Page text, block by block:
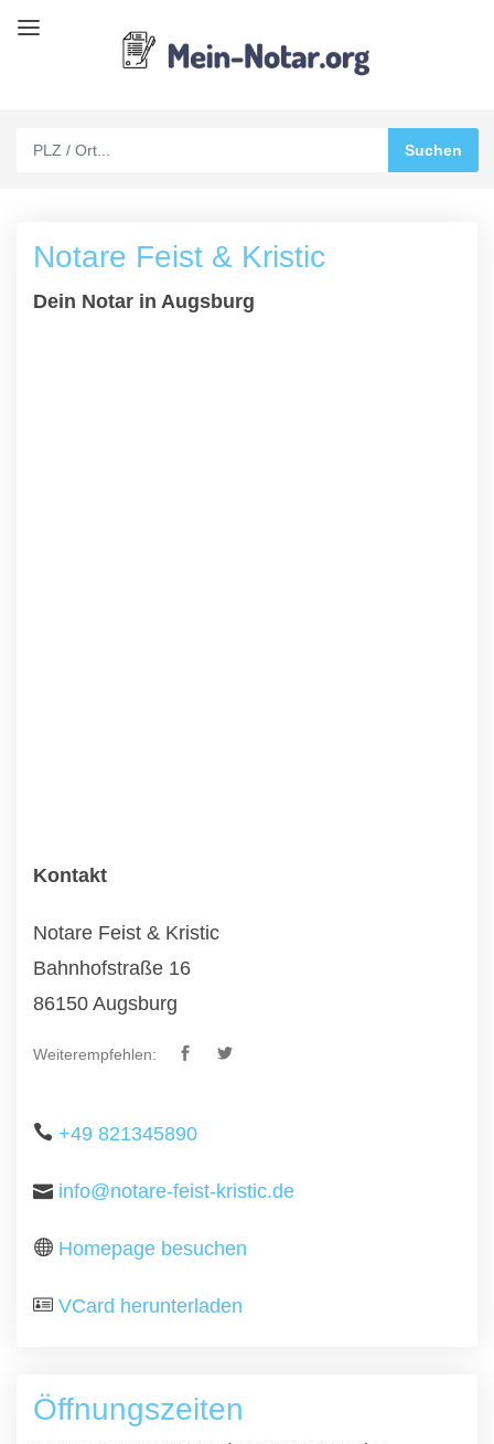
Notare Feist & Kristic
Dein Notar in Augsburg
Kontakt
Notare Feist & Kristic
Bahnhofstraße 16
86150 Augsburg
Weiterempfehlen:
+49 821345890
info@notare-feist-kristic.de
Homepage besuchen
VCard herunterladen
Öffnungszeiten